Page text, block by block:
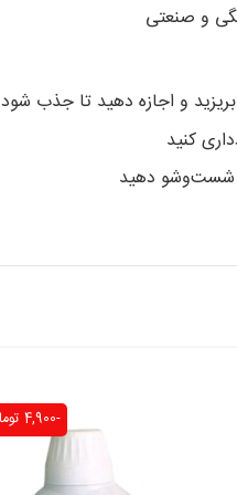
و صنعتی
و اجازه دهید تا جذب شود
کنید
شست‌وشو دهید
-4,900 تومان